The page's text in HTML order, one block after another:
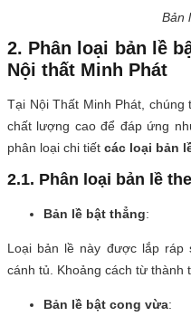
Bản
2. Phân loại bản lề
Nội thất Minh Phát
Tại Nội Thất Minh Phát,
chất lượng cao để đáp ứng
phân loại chi tiết các loại bản
2.1. Phân loại bản lề
Bản lề bật thẳng:
Loại bản lề này được lắp ráp
cánh tủ. Khoảng cách từ thành
Bản lề bật cong vừa: